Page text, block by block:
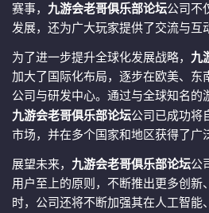
赛事， 九游会老哥俱乐部论坛公司不
发展，还为广大玩家提供了交流与互
为了进一步提升全球化发展战略， 九
加大了国际化布局，逐步在欧美、东
公司与研发中心。通过与全球知名的
九游会老哥俱乐部论坛公司已成功将
市场，并在多个国家和地区获得了广
展望未来， 九游会老哥俱乐部论坛公
用户至上的原则，不断推出更多创新
时，公司还将不断加强其在人工智能